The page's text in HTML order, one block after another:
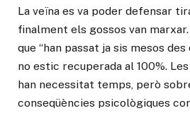
La veïna es va poder defensar
finalment els gossos van
que “han passat ja sis mesos
no estic recuperada al 100%.
han necessitat temps, però
conseqüències psicològiques